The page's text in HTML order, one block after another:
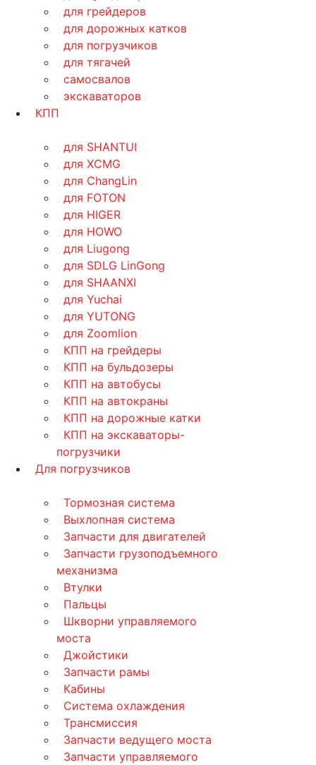
для грейдеров
для дорожных катков
для погрузчиков
для тягачей
самосвалов
экскаваторов
КПП
для SHANTUI
для XCMG
для ChangLin
для FOTON
для HIGER
для HOWO
для Liugong
для SDLG LinGong
для SHAANXI
для Yuchai
для YUTONG
для Zoomlion
КПП на грейдеры
КПП на бульдозеры
КПП на автобусы
КПП на автокраны
КПП на дорожные катки
КПП на экскаваторы-
погрузчики
Для погрузчиков
Тормозная система
Выхлопная система
Запчасти для двигателей
Запчасти грузоподъемного
механизма
Втулки
Пальцы
Шкворни управляемого
моста
Джойстики
Запчасти рамы
Кабины
Система охлаждения
Трансмиссия
Запчасти ведущего моста
Запчасти управляемого